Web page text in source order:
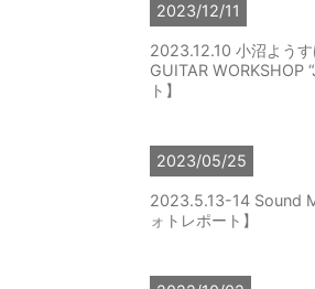
2023/12/11
2023.12.10 小沼よう
GUITAR WORKSHOP
ト】
2023/05/25
2023.5.13-14 Sound
ォトレポート】